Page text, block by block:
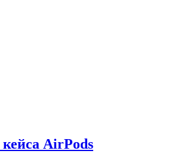
AirPods